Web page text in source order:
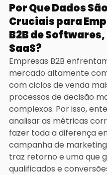
Por Que Dados São
Cruciais para
B2B de Softwares,
SaaS?
Empresas B2B
mercado altamente
com ciclos de venda
processos de decisão
complexos. Por isso,
analisar as métricas
fazer toda a diferença
campanha de
traz retorno e uma que
qualificados e